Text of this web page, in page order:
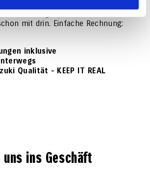
mit drin. Einfache Rechnung:
inklusive
Qualität - KEEP IT REAL
ins Geschäft